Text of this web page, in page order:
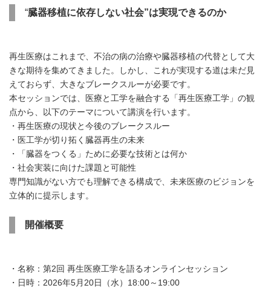
“臓器移植に依存しない社会”は実現できるのか
再生医療はこれまで、不治の病の治療や臓器移植の代替として大
きな期待を集めてきました。しかし、これが実現する道は未だ見
えておらず、大きなブレークスルーが必要です。
本セッションでは、医療と工学を融合する「再生医療工学」の観
点から、以下のテーマについて講演を行います。
・再生医療の現状と今後のブレークスルー
・医工学が切り拓く臓器再生の未来
・「臓器をつくる」ために必要な技術とは何か
・社会実装に向けた課題と可能性
専門知識がない方でも理解できる構成で、未来医療のビジョンを
立体的に提示します。
開催概要
・名称：第2回 再生医療工学を語るオンラインセッション
・日時：2026年5月20日（水）18:00～19:00